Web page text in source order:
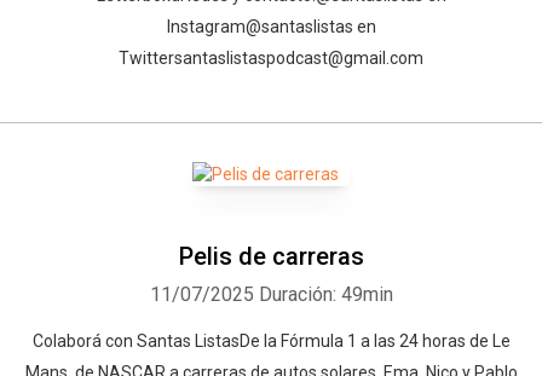
Instagram⁠⁠⁠⁠⁠⁠⁠⁠⁠⁠⁠⁠⁠⁠⁠⁠⁠⁠⁠⁠⁠⁠⁠⁠⁠⁠⁠⁠⁠⁠⁠⁠⁠@santaslistas⁠⁠⁠⁠⁠⁠⁠⁠⁠⁠⁠⁠⁠ en
Twitter⁠⁠⁠⁠⁠⁠⁠⁠⁠⁠⁠⁠⁠⁠⁠⁠⁠⁠⁠⁠⁠⁠⁠⁠⁠⁠⁠⁠⁠⁠⁠⁠⁠santaslistaspodcast@gmail.com⁠
Pelis de carreras
11/07/2025 Duración: 49min
Colaborá con Santas Listas⁠⁠⁠⁠⁠⁠⁠⁠⁠⁠⁠De la Fórmula 1 a las 24 horas de Le